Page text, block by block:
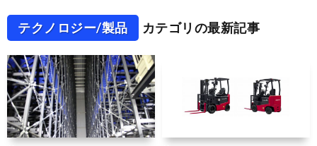
テクノロジー/製品 カテゴリの最新記事